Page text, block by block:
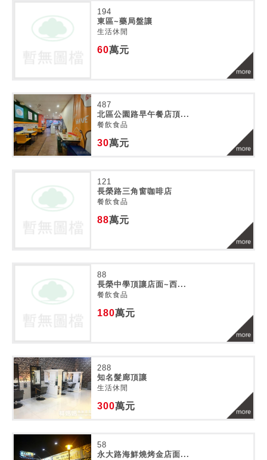
194
東區~藥局盤讓
生活休閒
60萬元
487
北區公園路早午餐店頂...
餐飲食品
30萬元
121
長榮路三角窗咖啡店
餐飲食品
88萬元
88
長榮中學頂讓店面~西...
餐飲食品
180萬元
288
知名髮廊頂讓
生活休閒
300萬元
58
永大路海鮮燒烤金店面...